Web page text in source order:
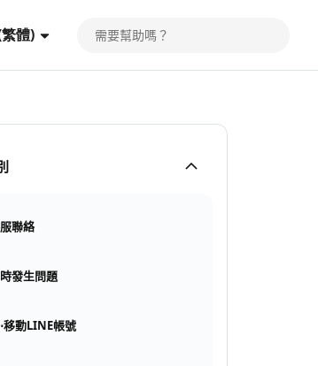
體)
聯絡
發生問題
移動LINE帳號